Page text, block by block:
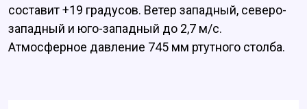
составит +19 градусов. Ветер западный, северо-
западный и юго-западный до 2,7 м/с.
Атмосферное давление 745 мм ртутного столба.